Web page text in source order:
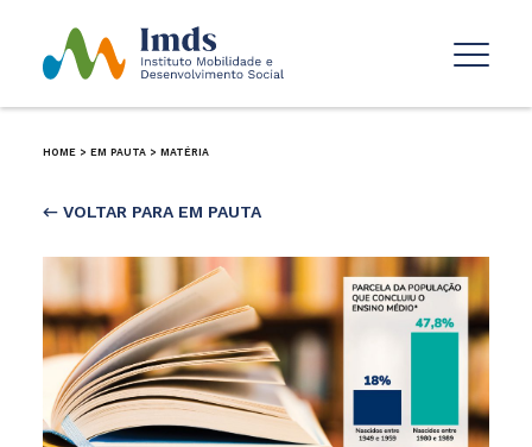
HOME > EM PAUTA > MATÉRIA
← VOLTAR PARA EM PAUTA